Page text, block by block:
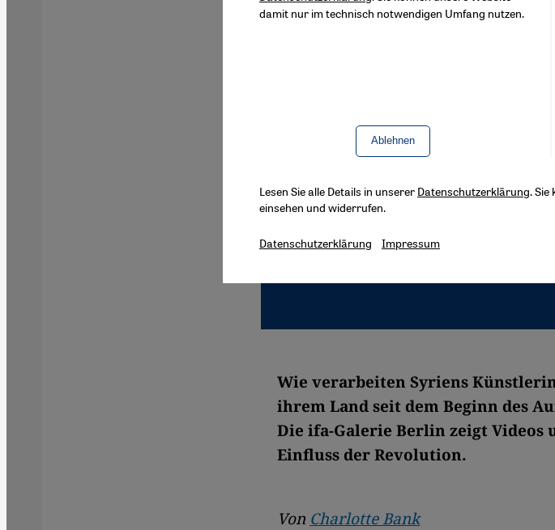
Wie verarbeiten Syriens
ihrem Land seit dem Beginn des
Die ifa-Galerie Berlin zeigt
Einfluss der Revolution.
Von Charlotte Bank
damit nur im technisch notwendigen Umfang nutzen.
Ablehnen
Lesen Sie alle Details in unserer Datenschutzerklärung. Sie
einsehen und widerrufen.
Datenschutzerklärung Impressum